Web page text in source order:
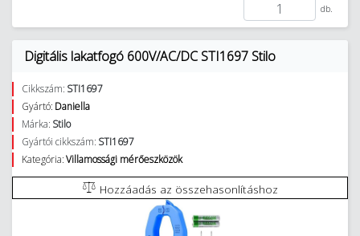
db.
Digitális lakatfogó 600V/AC/DC STI1697 Stilo
Cikkszám: STI1697
Gyártó: Daniella
Márka: Stilo
Gyártói cikkszám: STI1697
Kategória:Villamossági mérőeszközök
Hozzáadás az összehasonlításhoz